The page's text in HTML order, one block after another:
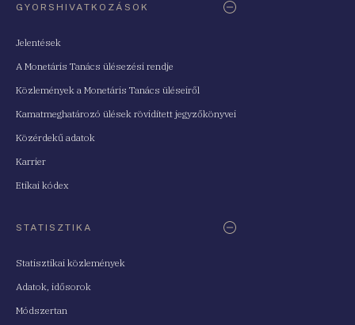
GYORSHIVATKOZÁSOK
Jelentések
A Monetáris Tanács ülésezési rendje
Közlemények a Monetáris Tanács üléseiről
Kamatmeghatározó ülések rövidített jegyzőkönyvei
Közérdekű adatok
Karrier
Etikai kódex
STATISZTIKA
Statisztikai közlemények
Adatok, idősorok
Módszertan